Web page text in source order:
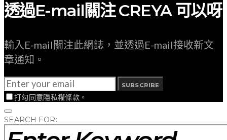
透過E-mail關注 CREYA 可以呀
輸入E-mail關注此網誌，並透過E-mail接收新文
章通知。
SUBSCRIBE
打勾同意隱私權條款。
SEARCH FOR: